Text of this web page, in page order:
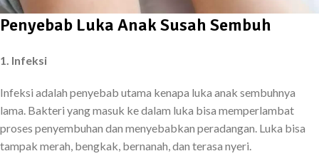
Penyebab Luka Anak Susah Sembuh
1. Infeksi
Infeksi adalah penyebab utama kenapa luka anak sembuhnya
lama. Bakteri yang masuk ke dalam luka bisa memperlambat
proses penyembuhan dan menyebabkan peradangan. Luka bisa
tampak merah, bengkak, bernanah, dan terasa nyeri.